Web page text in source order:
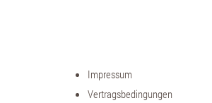
Impressum
Vertragsbedingungen